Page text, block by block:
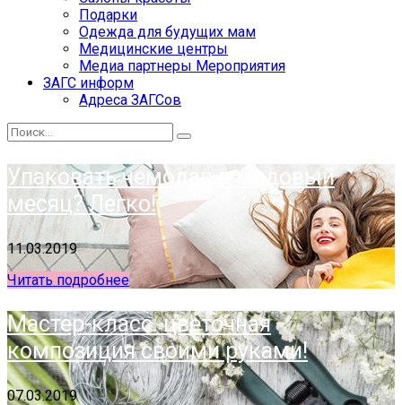
Подарки
Одежда для будущих мам
Медицинские центры
Медиа партнеры Мероприятия
ЗАГС информ
Адреса ЗАГСов
Упаковать чемодан в медовый
месяц? Легко!
11.03.2019
Читать подробнее
Мастер-класс: цветочная
композиция своими руками!
07.03.2019